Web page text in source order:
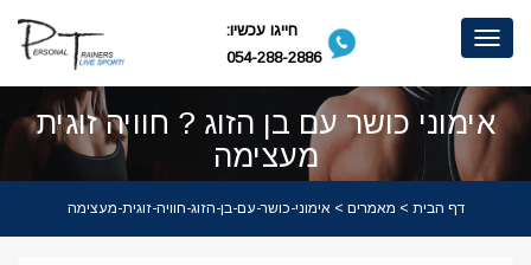
Toggle
navigation
חייגו עכשיו:
054-288-2886
אימוני כושר עם בן הזוג ? חוויה זוגית
מעצימה
דף הבית > מאמרים > אימוני-כושר-עם-בן-הזוג-חוויה-זוגית-מעצימה